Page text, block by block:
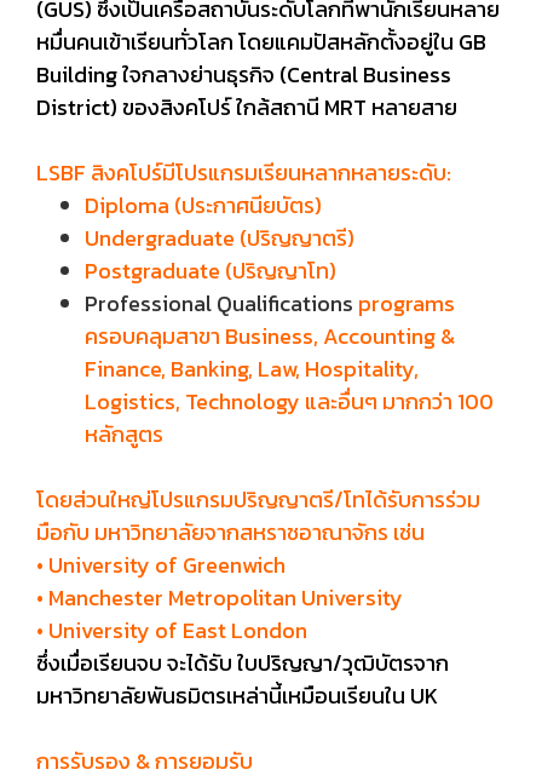
(GUS) ซึ่งเป็นเครือสถาบันระดับโลกที่พานักเรียนหลาย
หมื่นคนเข้าเรียนทั่วโลก โดยแคมปัสหลักตั้งอยู่ใน GB
Building ใจกลางย่านธุรกิจ (Central Business
District) ของสิงคโปร์ ใกล้สถานี MRT หลายสาย
LSBF สิงคโปร์มีโปรแกรมเรียนหลากหลายระดับ:
Diploma (ประกาศนียบัตร)
Undergraduate (ปริญญาตรี)
Postgraduate (ปริญญาโท)
Professional Qualifications programs
ครอบคลุมสาขา Business, Accounting &
Finance, Banking, Law, Hospitality,
Logistics, Technology และอื่นๆ มากกว่า 100
หลักสูตร
โดยส่วนใหญ่โปรแกรมปริญญาตรี/โทได้รับการร่วม
มือกับ มหาวิทยาลัยจากสหราชอาณาจักร เช่น
• University of Greenwich
• Manchester Metropolitan University
• University of East London
ซึ่งเมื่อเรียนจบ จะได้รับ ใบปริญญา/วุฒิบัตรจาก
มหาวิทยาลัยพันธมิตรเหล่านี้เหมือนเรียนใน UK
การรับรอง & การยอมรับ